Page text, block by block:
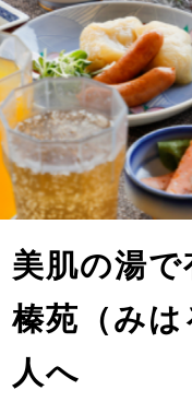
美肌の湯
榛苑（み
人へ